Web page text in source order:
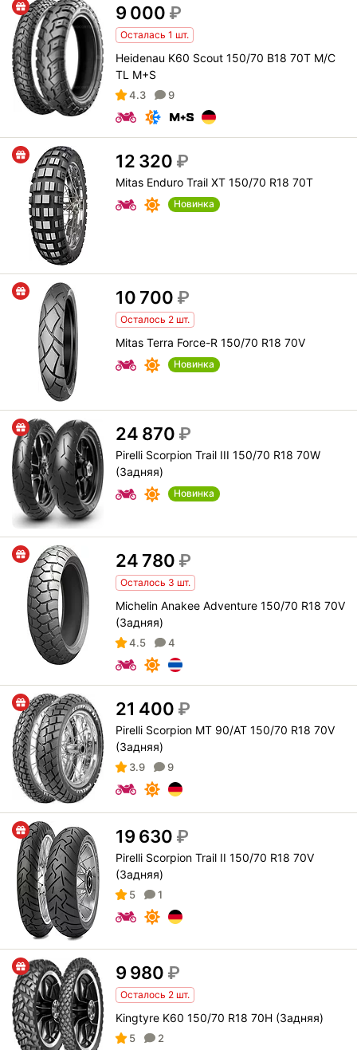
9 000 ₽
Осталась 1 шт.
Heidenau K60 Scout 150/70 B18 70T M/C
TL M+S
4.3 9
12 320 ₽
Mitas Enduro Trail XT 150/70 R18 70T
Новинка
10 700 ₽
Осталось 2 шт.
Mitas Terra Force-R 150/70 R18 70V
Новинка
24 870 ₽
Pirelli Scorpion Trail III 150/70 R18 70W
(Задняя)
Новинка
24 780 ₽
Осталось 3 шт.
Michelin Anakee Adventure 150/70 R18 70V
(Задняя)
4.5 4
21 400 ₽
Pirelli Scorpion MT 90/AT 150/70 R18 70V
(Задняя)
3.9 9
19 630 ₽
Pirelli Scorpion Trail II 150/70 R18 70V
(Задняя)
5 1
9 980 ₽
Осталось 2 шт.
Kingtyre K60 150/70 R18 70H (Задняя)
5 2